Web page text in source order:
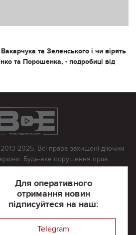
та Зеленського і чи вірять
та Порошенка, - подробиці від
Для оперативного
отримання новин
підписуйтеся на наш:
Telegram
2025. Всі права захищені діючим
Будь-яке порушення прав
порядку. Будь-яке відтворення
з письмово дозволу редакції.
усіх матеріалів, розміщених
які містять посилання на інші
інтернет-видання, несе редакційна
пошта: